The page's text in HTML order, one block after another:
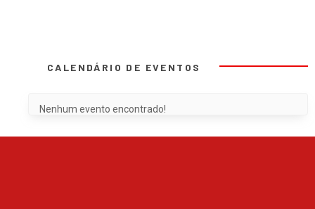
CALENDÁRIO DE EVENTOS
Nenhum evento encontrado!